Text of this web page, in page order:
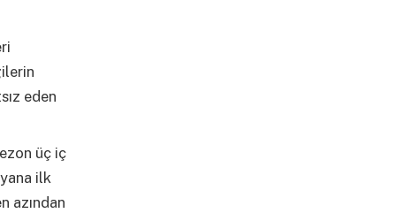
eden
üç iç
ilk
azından